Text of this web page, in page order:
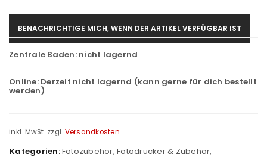
BENACHRICHTIGE MICH, WENN DER ARTIKEL VERFÜGBAR IST
Zentrale Baden: nicht lagernd
Online: Derzeit nicht lagernd (kann gerne für dich bestellt
werden)
inkl. MwSt. zzgl. Versandkosten
Kategorien:Fotozubehör, Fotodrucker & Zubehör,